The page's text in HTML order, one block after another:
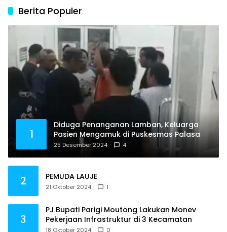
Berita Populer
1
Diduga Penanganan Lamban, Keluarga
Pasien Mengamuk di Puskesmas Palasa
25 Desember 2024 4
2 PEMUDA LAUJE
21 Oktober 2024 1
3
PJ Bupati Parigi Moutong Lakukan Monev
Pekerjaan Infrastruktur di 3 Kecamatan
18 Oktober 2024 0